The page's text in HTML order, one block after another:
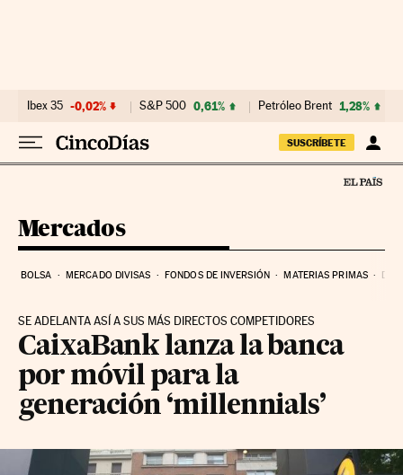
Ibex 35 -0,02% S&P 500 0,61% Petróleo Brent 1,28%
SUSCRÍBETE
Mercados
BOLSA MERCADO DIVISAS FONDOS DE INVERSIÓN MATERIAS PRIMAS
SE ADELANTA ASÍ A SUS MÁS DIRECTOS COMPETIDORES
CaixaBank lanza la banca
por móvil para la
generación ‘millennials’